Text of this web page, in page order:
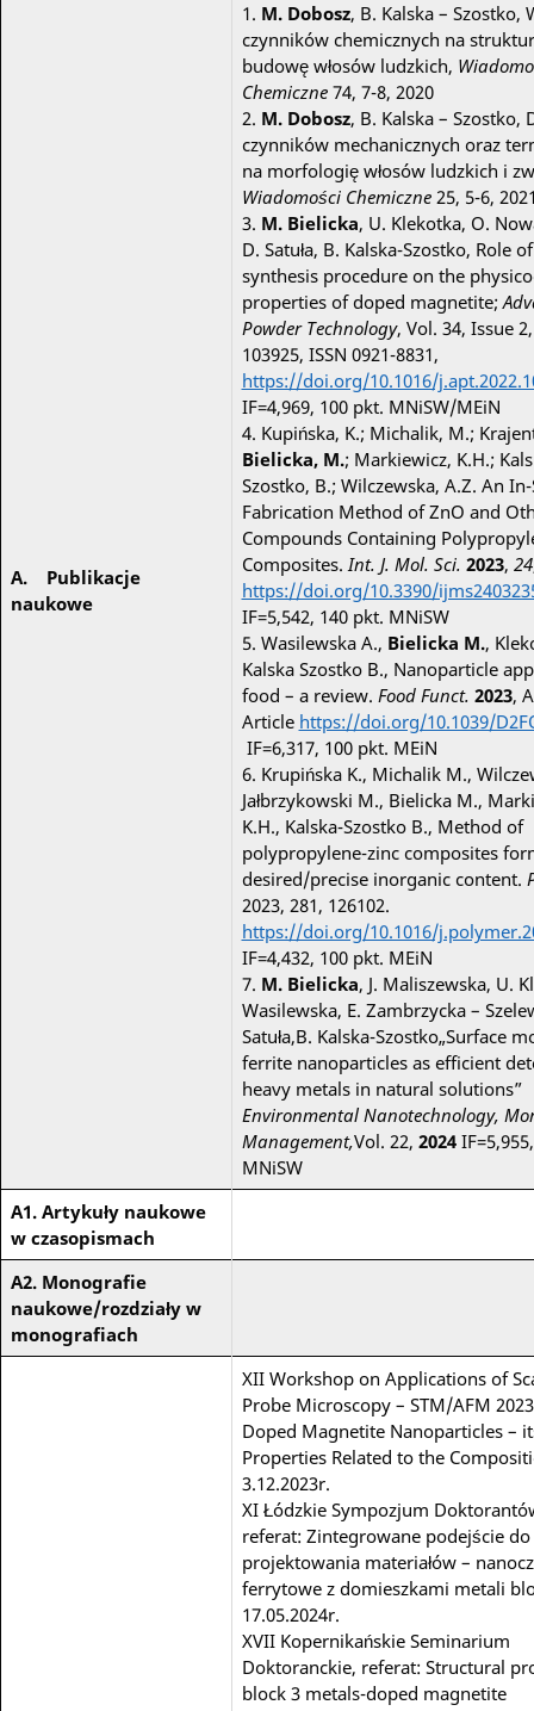
A. Publikacje
naukowe
1. M. Dobosz, B. Kalska – Szostko,
czynników chemicznych na
budowę włosów ludzkich,
Chemiczne 74, 7-8, 2020
2. M. Dobosz, B. Kalska – Szostko,
czynników mechanicznych oraz
na morfologię włosów ludzkich i
Wiadomości Chemiczne 25, 5-6,
3. M. Bielicka, U. Klekotka, O.
D. Satuła, B. Kalska-Szostko, Role
synthesis procedure on the
properties of doped magnetite;
Powder Technology, Vol. 34, Issue
103925, ISSN 0921-8831,
https://doi.org/10.1016/
IF=4,969, 100 pkt. MNiSW/MEiN
4. Kupińska, K.; Michalik, M.;
Bielicka, M.; Markiewicz, K.H.;
Szostko, B.; Wilczewska, A.Z. An
Fabrication Method of ZnO and
Compounds Containing
Composites.Int. J. Mol. Sci. 2023, 24
https://doi.org/10.3390/
IF=5,542, 140 pkt. MNiSW
5. Wasilewska A., Bielicka M.,
Kalska Szostko B., Nanoparticle
food – a review. Food Funct. 2023,
Article https://doi.org/10.1039/
IF=6,317, 100 pkt. MEiN
6. Krupińska K., Michalik M.,
Jałbrzykowski M., Bielicka M.,
K.H., Kalska-Szostko B., Method of
polypropylene-zinc composites
desired/precise inorganic content.
2023, 281, 126102.
https://doi.org/10.1016/
IF=4,432, 100 pkt. MEiN
7. M. Bielicka, J. Maliszewska, U.
Wasilewska, E. Zambrzycka –
Satuła,B. Kalska-Szostko„Surface
ferrite nanoparticles as efficient
heavy metals in natural solutions”
Environmental Nanotechnology,
Management,Vol. 22, 2024
MNiSW
A1. Artykuły naukowe
w czasopismach
A2. Monografie
naukowe/rozdziały w
monografiach
XII Workshop on Applications of
Probe Microscopy – STM/AFM
Doped Magnetite Nanoparticles –
Properties Related to the
3.12.2023r.
XI Łódzkie Sympozjum
referat: Zintegrowane podejście do
projektowania materiałów –
ferrytowe z domieszkami metali
17.05.2024r.
XVII Kopernikańskie Seminarium
Doktoranckie, referat: Structural
block 3 metals-doped magnetite